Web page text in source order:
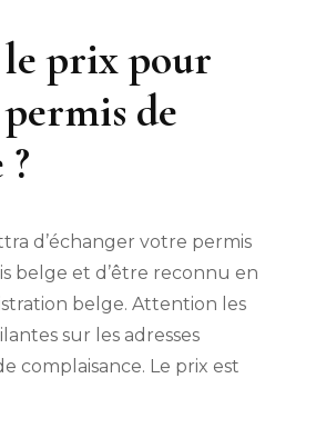
prix pour
de
d’échanger votre permis
belge et d’être reconnu en
belge. Attention les
sur les adresses
complaisance. Le prix est